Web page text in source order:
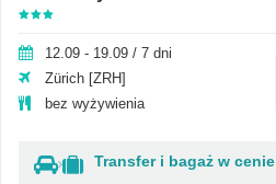
12.09 - 19.09 / 7 dni
Zürich [ZRH]
bez wyżywienia
Transfer i bagaż w cenie